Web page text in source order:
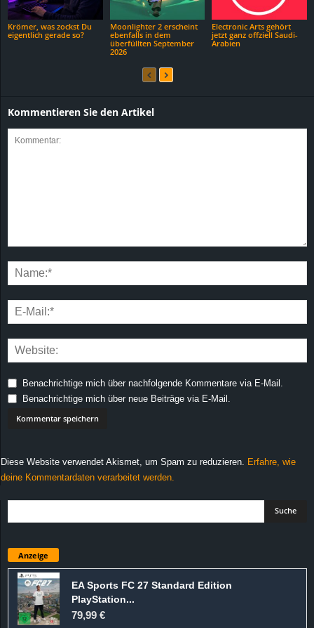
Krömer, was zockst Du
eigentlich gerade so?
Moonlighter 2 erscheint
ebenfalls in dem
überfüllten September
2026
Electronic Arts gehört
jetzt ganz offziell Saudi-
Arabien
Kommentieren Sie den Artikel
Benachrichtige mich über nachfolgende Kommentare via E-Mail.
Benachrichtige mich über neue Beiträge via E-Mail.
Diese Website verwendet Akismet, um Spam zu reduzieren.
Erfahre, wie
deine Kommentardaten verarbeitet werden.
Anzeige
EA Sports FC 27 Standard Edition
PlayStation...
79,99 €